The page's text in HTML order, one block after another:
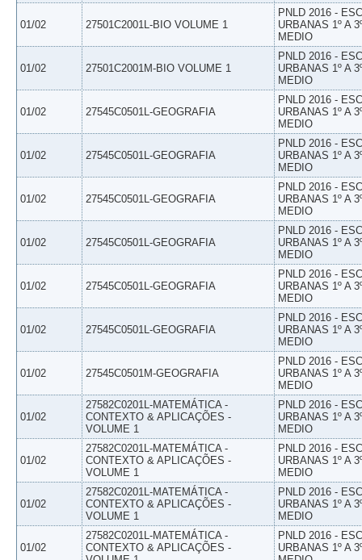
01/02 27501C2001L-BIO VOLUME 1
PNLD 2016 -
URBANAS 1º A
MEDIO
01/02 27501C2001M-BIO VOLUME 1
PNLD 2016 -
URBANAS 1º A
MEDIO
01/02 27545C0501L-GEOGRAFIA
PNLD 2016 -
URBANAS 1º A
MEDIO
01/02 27545C0501L-GEOGRAFIA
PNLD 2016 -
URBANAS 1º A
MEDIO
01/02 27545C0501L-GEOGRAFIA
PNLD 2016 -
URBANAS 1º A
MEDIO
01/02 27545C0501L-GEOGRAFIA
PNLD 2016 -
URBANAS 1º A
MEDIO
01/02 27545C0501L-GEOGRAFIA
PNLD 2016 -
URBANAS 1º A
MEDIO
01/02 27545C0501L-GEOGRAFIA
PNLD 2016 -
URBANAS 1º A
MEDIO
01/02 27545C0501M-GEOGRAFIA
PNLD 2016 -
URBANAS 1º A
MEDIO
01/02
27582C0201L-MATEMÁTICA -
CONTEXTO & APLICAÇÕES -
VOLUME 1
PNLD 2016 -
URBANAS 1º A
MEDIO
01/02
27582C0201L-MATEMÁTICA -
CONTEXTO & APLICAÇÕES -
VOLUME 1
PNLD 2016 -
URBANAS 1º A
MEDIO
01/02
27582C0201L-MATEMÁTICA -
CONTEXTO & APLICAÇÕES -
VOLUME 1
PNLD 2016 -
URBANAS 1º A
MEDIO
01/02
27582C0201L-MATEMÁTICA -
CONTEXTO & APLICAÇÕES -
PNLD 2016 -
URBANAS 1º A